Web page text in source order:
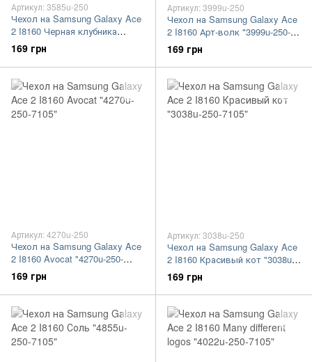
Артикул: 3585u-250
Чехол на Samsung Galaxy Ace
2 I8160 Черная клубника
"3585u-250-7105"
169 грн
Артикул: 3999u-250
Чехол на Samsung Galaxy Ace
2 I8160 Арт-волк "3999u-250-
7105"
169 грн
Артикул: 4270u-250
Чехол на Samsung Galaxy Ace
2 I8160 Avocat "4270u-250-
7105"
169 грн
Артикул: 3038u-250
Чехол на Samsung Galaxy Ace
2 I8160 Красивый кот "3038u-
250-7105"
169 грн